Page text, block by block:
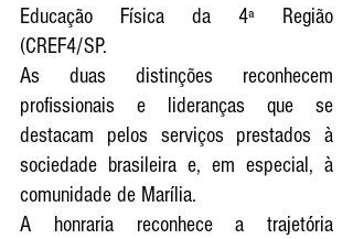
Educação Física da 4ª Região
(CREF4/SP.
As duas distinções reconhecem
profissionais e lideranças que se
destacam pelos serviços prestados à
sociedade brasileira e, em especial, à
comunidade de Marília.
A honraria reconhece a trajetória